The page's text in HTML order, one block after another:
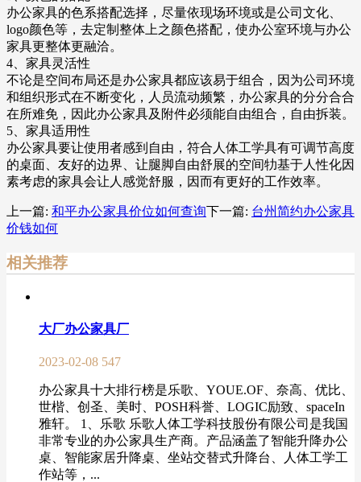
办公家具的色系搭配选择，尽量依现场环境或是公司文化、
logo颜色等，去定制整体上之颜色搭配，使办公室环境与办公
家具更整体更融洽。
4、家具灵活性
不论是空间布局还是办公家具都应该易于组合，因为公司环境
和组织形式在不断变化，人员流动频繁，办公家具的分分合合
在所难免，因此办公家具及附件必须能自由组合，自由拆装。
5、家具适用性
办公家具要让使用者感到自由，符合人体工学具有可调节高度
的桌面、友好的边界、让腿脚自由舒展的空间牞基于人性化因
素考虑的家具会让人感觉舒服，因而有更好的工作效率。
上一篇: 和平办公家具价位如何查询下一篇: 台州简约办公家具
价钱如何
相关推荐
大厂办公家具厂
2023-02-08 547
办公家具十大排行榜是乐歌、YOUE.OF、奈高、优比、
世楷、创圣、美时、POSH科誉、LOGIC励致、spaceIn
雅轩。 1、乐歌 乐歌人体工学科技股份有限公司是我国
非常专业的办公家具生产商。产品涵盖了智能升降办公
桌、智能家居升降桌、坐站交替式升降台、人体工学工
作站等，...